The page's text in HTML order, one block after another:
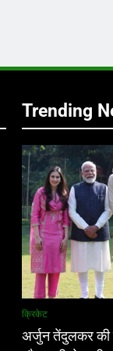
Trending
क्रिकेट
अर्जुन तेंदुलकर की